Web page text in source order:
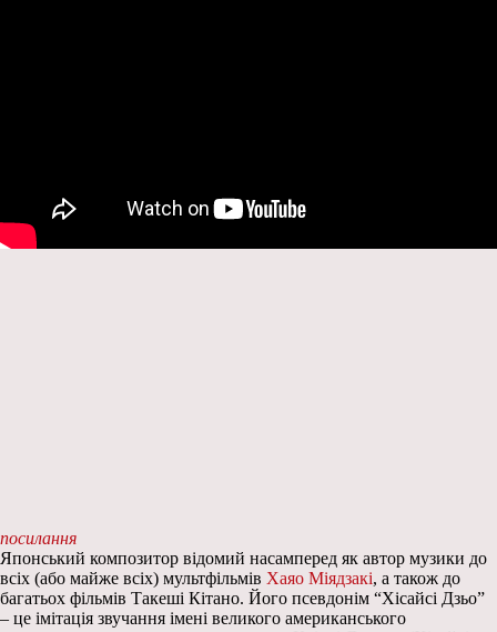
посилання
Японський композитор відомий насамперед як автор музики до
всіх (або майже всіх) мультфільмів Хаяо Міядзакі, а також до
багатьох фільмів Такеші Кітано. Його псевдонім “Хісайсі Дзьо”
– це імітація звучання імені великого американського